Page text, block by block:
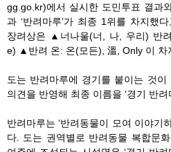
gg.go.kr)에서 실시한 도민투표 결과
과 ‘반려마루’가 최종 1위를 차지했
장려상은 ▲너나울(너, 나, 우리) 반
e) ▲반려 온: 온(모든), 溫, Only 이 차
도는 반려마루에 경기를 붙이는 것이
의견을 반영해 최종 이름을 ‘경기 반
반려마루는 ‘반려동물이 모여 이야기
다. 도는 권역별로 반려동물 복합문